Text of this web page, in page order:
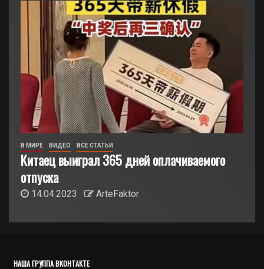
В МИРЕ ВИДЕО ВСЕ СТАТЬИ
Китаец выиграл 365 дней оплачиваемого
отпуска
14.04.2023 ArteFaktor
НАША ГРУППА ВКОНТАКТЕ